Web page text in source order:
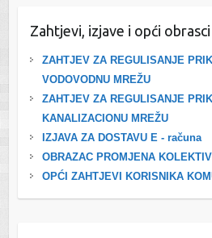
Zahtjevi, izjave i opći obrasci
ZAHTJEV ZA REGULISANJE
VODOVODNU MREŽU
ZAHTJEV ZA REGULISANJE
KANALIZACIONU MREŽU
IZJAVA ZA DOSTAVU E - računa
OBRAZAC PROMJENA
OPĆI ZAHTJEVI KORISNIKA